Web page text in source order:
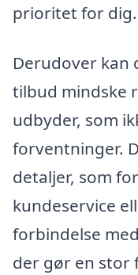
prioritet for dig.
Derudover kan
tilbud mindske
udbyder, som
forventninger.
detaljer, som
kundeservice
forbindelse
der gør en stor